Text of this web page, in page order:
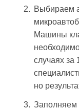
Выбираем
Машины
случаях за
но
Заполняем